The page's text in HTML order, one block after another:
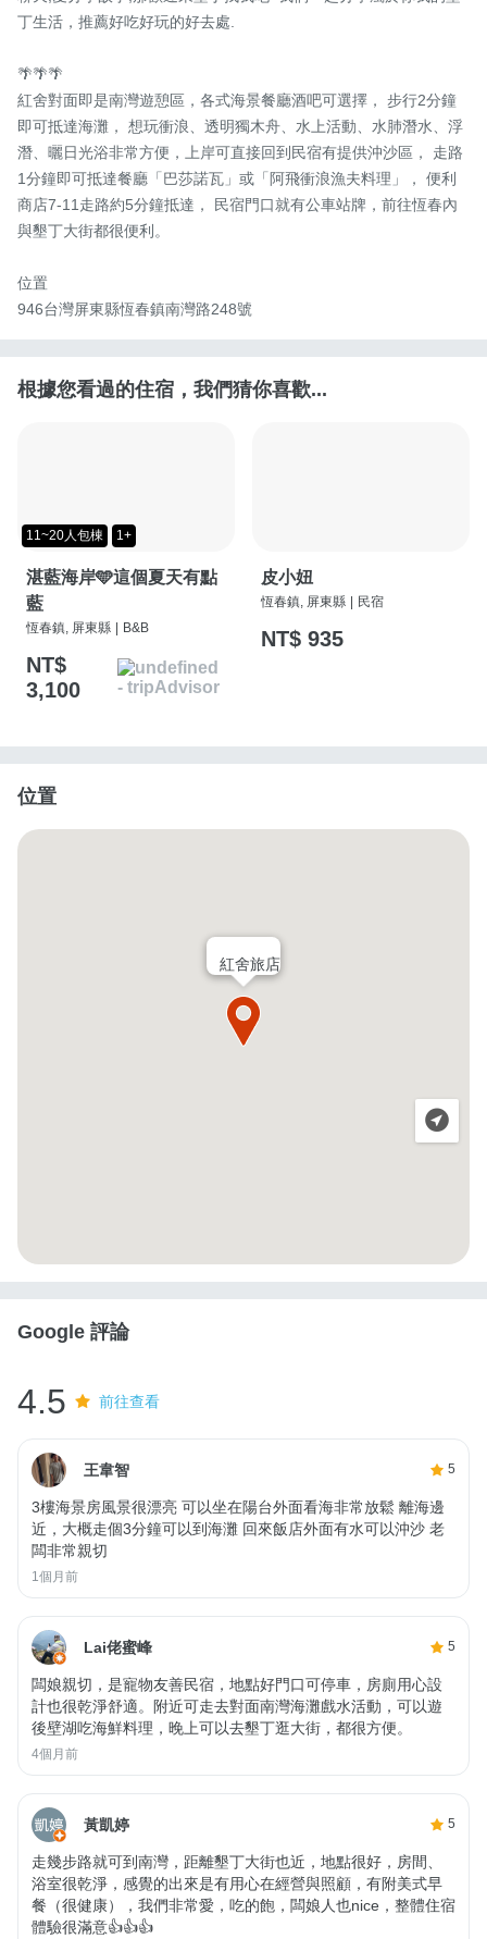
丁生活，推薦好吃好玩的好去處.
🌴🌴🌴
紅舍對面即是南灣遊憩區，各式海景餐廳酒吧可選擇， 步行2分鐘
即可抵達海灘， 想玩衝浪、透明獨木舟、水上活動、水肺潛水、浮
潛、曬日光浴非常方便，上岸可直接回到民宿有提供沖沙區， 走路
1分鐘即可抵達餐廳「巴莎諾瓦」或「阿飛衝浪漁夫料理」， 便利
商店7-11走路約5分鐘抵達， 民宿門口就有公車站牌，前往恆春內
與墾丁大街都很便利。
位置
946台灣屏東縣恆春鎮南灣路248號
根據您看過的住宿，我們猜你喜歡...
11~20人包棟 1+
湛藍海岸🩵這個夏天有點
藍
恆春鎮, 屏東縣 | B&B
NT$
3,100
皮小妞
恆春鎮, 屏東縣 | 民宿
NT$ 935
位置
紅舍旅店
Google 評論
4.5 前往查看
王韋智 5
3樓海景房風景很漂亮 可以坐在陽台外面看海非常放鬆 離海邊
近，大概走個3分鐘可以到海灘 回來飯店外面有水可以沖沙 老
闆非常親切
1個月前
Lai佬蜜峰 5
闆娘親切，是寵物友善民宿，地點好門口可停車，房廁用心設
計也很乾淨舒適。附近可走去對面南灣海灘戲水活動，可以遊
後壁湖吃海鮮料理，晚上可以去墾丁逛大街，都很方便。
4個月前
黃凱婷 5
走幾步路就可到南灣，距離墾丁大街也近，地點很好，房間、
浴室很乾淨，感覺的出來是有用心在經營與照顧，有附美式早
餐（很健康），我們非常愛，吃的飽，闆娘人也nice，整體住宿
體驗很滿意👍👍👍